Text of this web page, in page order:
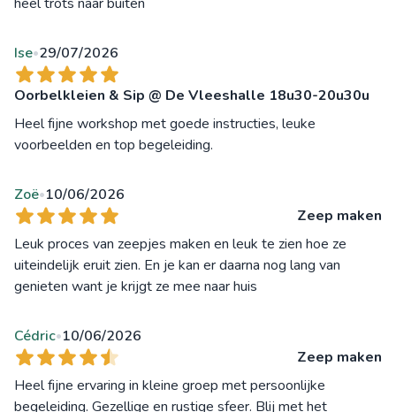
Ise•29/07/2026
Oorbelkleien & Sip @ De Vleeshalle 18u30-20u30u
Heel fijne workshop met goede instructies, leuke
voorbeelden en top begeleiding.
Zoë•10/06/2026
Zeep maken
Leuk proces van zeepjes maken en leuk te zien hoe ze
uiteindelijk eruit zien. En je kan er daarna nog lang van
genieten want je krijgt ze mee naar huis
Cédric•10/06/2026
Zeep maken
Heel fijne ervaring in kleine groep met persoonlijke
begeleiding. Gezellige en rustige sfeer. Blij met het